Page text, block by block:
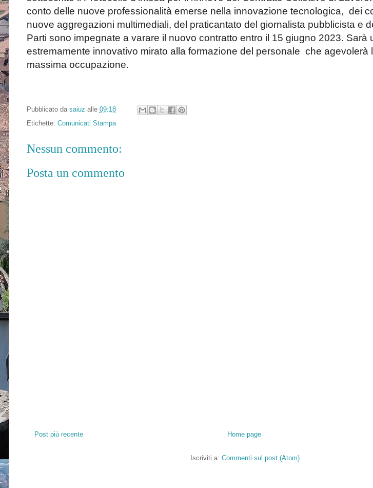
conto delle nuove professionalità emerse nella innovazione tecnologica, dei
nuove aggregazioni multimediali, del praticantato del giornalista pubblicista e
Parti sono impegnate a varare il nuovo contratto entro il 15 giugno 2023. Sarà
estremamente innovativo mirato alla formazione del personale che agevolerà
massima occupazione.
Pubblicato da saiuz alle 09:18
Etichette: Comunicati Stampa
Nessun commento:
Posta un commento
Post più recente Home page
Iscriviti a: Commenti sul post (Atom)